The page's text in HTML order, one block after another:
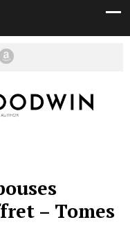
– Tomes